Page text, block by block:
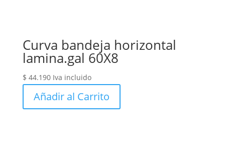
Curva bandeja horizontal
lamina.gal 60X8
$ 44.190 Iva incluido
Añadir al Carrito